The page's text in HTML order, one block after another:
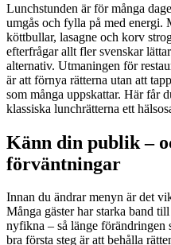
Lunchstunden är för många
umgås och fylla på med energi.
köttbullar, lasagne och korv
efterfrågar allt fler svenskar
alternativ. Utmaningen för
är att förnya rätterna utan att
som många uppskattar. Här får
klassiska lunchrätterna ett
Känn din publik –
förväntningar
Innan du ändrar menyn är det
Många gäster har starka band
nyfikna – så länge förändringen
bra första steg är att behålla